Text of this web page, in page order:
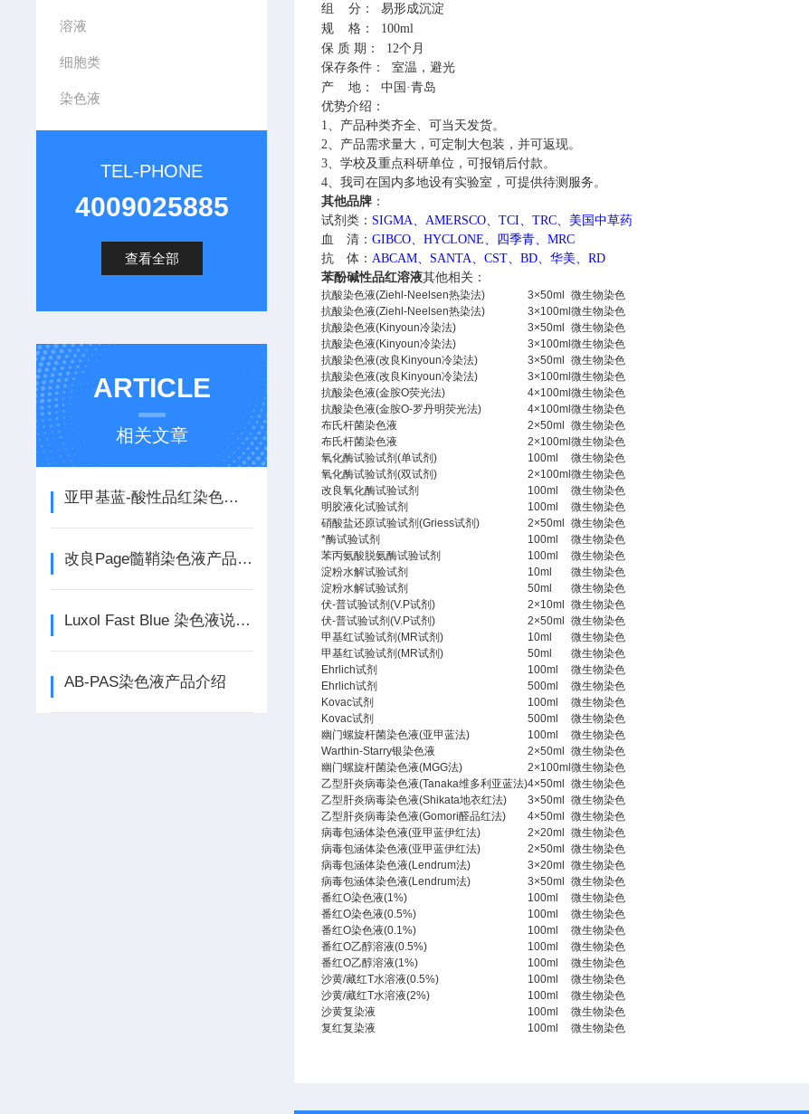
组
分：
易形成沉淀
规
格：
100ml
保 质 期：
12个月
保存条件：
室温，避光
产
地： 中国 ·青岛
优势介绍：
1、 产品种类齐全、可当天发货。
2、 产品需求量大，可定制大包装，并可返现。
3、学校及重点科研单位，可报销后付款。
4、我司在国内多地设有实验室，可提供待测服务。
其他品牌 ：
试剂类： SIGMA、AMERSCO、TCI、TRC、美国中草药
血 清：GIBCO、HYCLONE、四季青、MRC
抗 体：ABCAM、SANTA、CST、BD、华美、RD
苯酚碱性品红溶液其他相关：
抗酸染色液(Ziehl-Neelsen热染法) 3×50ml
微生物染色
抗酸染色液(Ziehl-Neelsen热染法)
3×100ml微生物染色
抗酸染色液(Kinyoun冷染法)
3×50ml
微生物染色
抗酸染色液(Kinyoun冷染法)
3×100ml微生物染色
抗酸染色液(改良Kinyoun冷染法)
3×50ml
微生物染色
抗酸染色液(改良Kinyoun冷染法)
3×100ml微生物染色
抗酸染色液(金胺O荧光法)
4×100ml微生物染色
抗酸染色液(金胺O-罗丹明荧光法)
4×100ml微生物染色
布氏杆菌染色液
2×50ml
微生物染色
布氏杆菌染色液
2×100ml微生物染色
氧化酶试验试剂(单试剂)
100ml
微生物染色
氧化酶试验试剂(双试剂)
2×100ml微生物染色
改良氧化酶试验试剂
100ml
微生物染色
明胶液化试验试剂
100ml
微生物染色
硝酸盐还原试验试剂(Griess试剂)
2×50ml
微生物染色
*酶试验试剂
100ml
微生物染色
苯丙氨酸脱氨酶试验试剂
100ml
微生物染色
淀粉水解试验试剂
10ml
微生物染色
淀粉水解试验试剂
50ml
微生物染色
伏-普试验试剂(V.P试剂)
2×10ml
微生物染色
伏-普试验试剂(V.P试剂)
2×50ml
微生物染色
甲基红试验试剂(MR试剂)
10ml
微生物染色
甲基红试验试剂(MR试剂)
50ml
微生物染色
Ehrlich试剂
100ml
微生物染色
Ehrlich试剂
500ml
微生物染色
Kovac试剂
100ml
微生物染色
Kovac试剂
500ml
微生物染色
幽门螺旋杆菌染色液(亚甲蓝法)
100ml
微生物染色
Warthin-Starry银染色液
2×50ml
微生物染色
幽门螺旋杆菌染色液(MGG法)
2×100ml微生物染色
乙型肝炎病毒染色液(Tanaka维多利亚蓝法)4×50ml
微生物染色
乙型肝炎病毒染色液(Shikata地衣红法)
3×50ml
微生物染色
乙型肝炎病毒染色液(Gomori醛品红法)
4×50ml
微生物染色
病毒包涵体染色液(亚甲蓝伊红法)
2×20ml
微生物染色
病毒包涵体染色液(亚甲蓝伊红法)
2×50ml
微生物染色
病毒包涵体染色液(Lendrum法)
3×20ml
微生物染色
病毒包涵体染色液(Lendrum法)
3×50ml
微生物染色
番红O染色液(1%)
100ml
微生物染色
番红O染色液(0.5%)
100ml
微生物染色
番红O染色液(0.1%)
100ml
微生物染色
番红O乙醇溶液(0.5%)
100ml
微生物染色
番红O乙醇溶液(1%)
100ml
微生物染色
沙黄/藏红T水溶液(0.5%)
100ml
微生物染色
沙黄/藏红T水溶液(2%)
100ml
微生物染色
沙黄复染液
100ml
微生物染色
复红复染液
100ml 微生物染色
溶液
细胞类
染色液
TEL-PHONE
4009025885
查看全部
ARTICLE
相关文章
亚甲基蓝-酸性品红染色液产品介绍
改良Page髓鞘染色液产品介绍
Luxol Fast Blue 染色液说明书
AB-PAS染色液产品介绍